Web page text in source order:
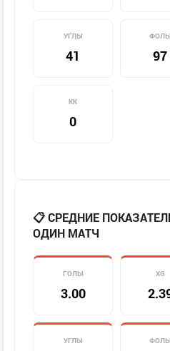
УГЛЫ
41
ФОЛЫ
97
КК
0
📋 СРЕДНИЕ
ОДИН МАТЧ
ГОЛЫ
3.00
XG
УГЛЫ ФОЛЫ